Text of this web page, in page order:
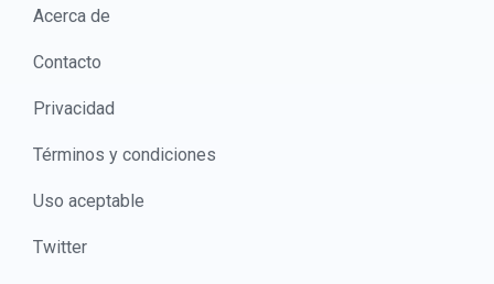
Acerca de
Contacto
Privacidad
Términos y condiciones
Uso aceptable
Twitter